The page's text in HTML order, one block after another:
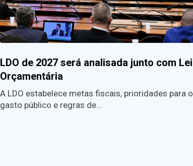
LDO de 2027 será analisada junto com Lei
Orçamentária
A LDO estabelece metas fiscais, prioridades para o
gasto público e regras de…